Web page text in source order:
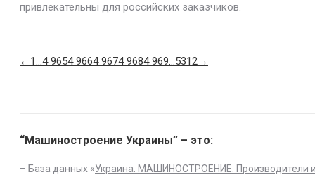
привлекательны для российских заказчиков.
← 1…4 9654 9664 9674 9684 969…5312→
“Машиностроение Украины” – это:
– База данных «Украина. МАШИНОСТРОЕНИЕ. Производители